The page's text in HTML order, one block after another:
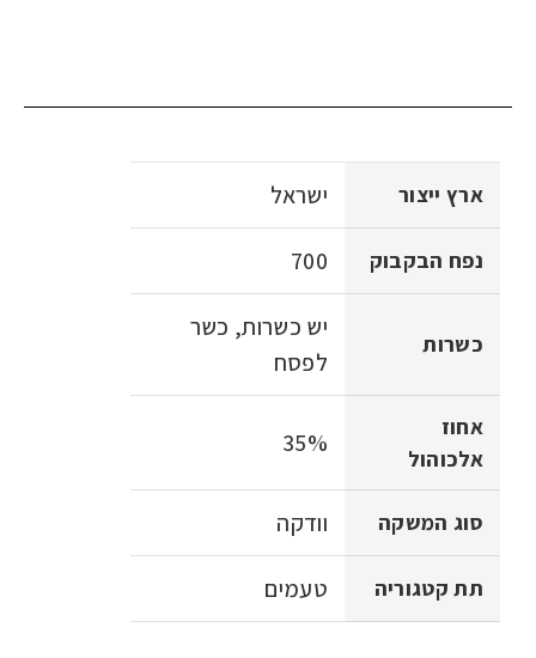
ארץ ייצור ישראל
נפח הבקבוק 700
כשרות
יש כשרות, כשר
לפסח
אחוז
אלכוהול
35%
סוג המשקה וודקה
תת קטגוריה טעמים